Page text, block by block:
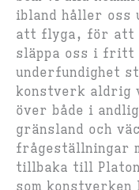
ibland håller oss
att flyga, för att
släppa oss i fritt
underfundighet
konstverk aldrig
över både i
gränsland och
frågeställningar
tillbaka till
som konstverken